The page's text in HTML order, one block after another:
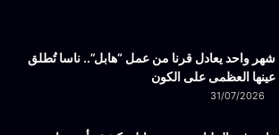
شهر واحد يعادل قرنا من عمل “هابل”.. ناسا تُطلق
عينها العظمى على الكون
31/07/2026